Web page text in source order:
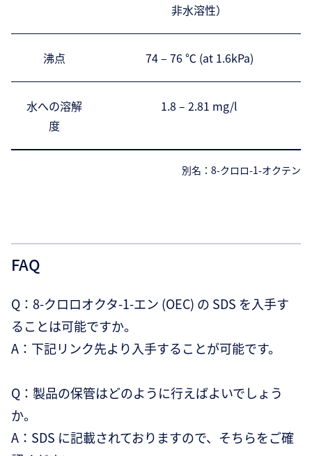
非水溶性）
沸点 74 – 76 ℃ (at 1.6kPa)
水への溶解
度
1.8 – 2.81 mg/l
別名：8-クロロ-1-オクテン
FAQ
Q：8-クロロオクタ-1-エン (OEC) の SDS を入手す
ることは可能ですか。
A：下記リンク先より入手することが可能です。
Q：製品の保管はどのように行えばよいでしょう
か。
A：SDS に記載されておりますので、そちらをご確